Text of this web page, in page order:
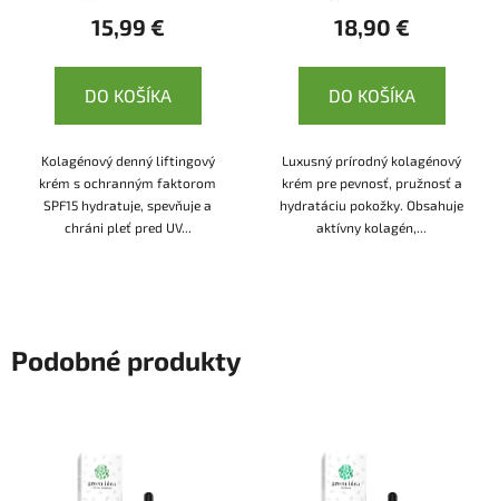
15,99 €
DO KOŠÍKA
Kolagénový denný liftingový
krém s ochranným faktorom
SPF15 hydratuje, spevňuje a
chráni pleť pred UV...
18,90 €
DO KOŠÍKA
Luxusný prírodný kolagénový
krém pre pevnosť, pružnosť a
hydratáciu pokožky. Obsahuje
aktívny kolagén,...
Podobné produkty